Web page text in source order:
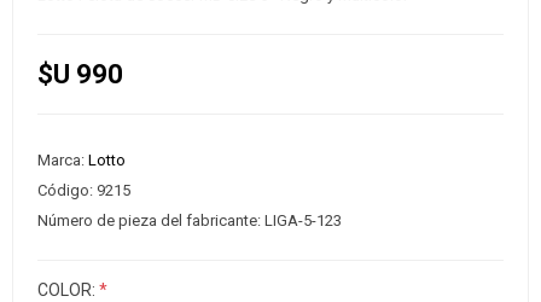
$U 990
Marca: Lotto
Código: 9215
Número de pieza del fabricante: LIGA-5-123
COLOR: *